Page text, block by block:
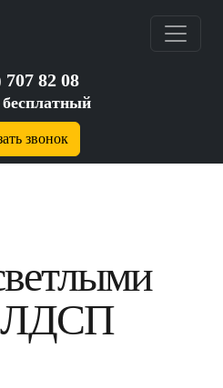
707 82 08
бесплатный
звонок
ЛДСП